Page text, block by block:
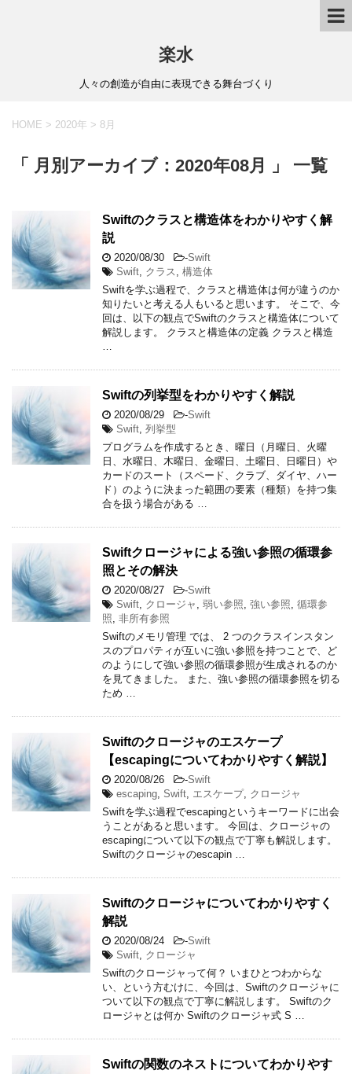
楽水
人々の創造が自由に表現できる舞台づくり
HOME > 2020年 > 8月
「 月別アーカイブ：2020年08月 」 一覧
Swiftのクラスと構造体をわかりやすく解
説
2020/08/30 -Swift
Swift クラス
構造体
Swiftを学ぶ過程で、クラスと構造体は何が違うのか
知りたいと考える人もいると思います。 そこで、今
回は、以下の観点でSwiftのクラスと構造体について
解説します。 クラスと構造体の定義 クラスと構造
Swiftの列挙型をわかりやすく解説
2020/08/29 -Swift
Swift 列挙型
プログラムを作成するとき、曜日（月曜日、火曜
日、水曜日、木曜日、金曜日、土曜日、日曜日）や
カードのスート（スペード、クラブ、ダイヤ、ハー
ド）のように決まった範囲の要素（種類）を持つ集
合を扱う場合がある …
Swiftクロージャによる強い参照の循環参
照とその解決
2020/08/27 -Swift
Swift クロージャ 弱い参照 強い参照 循環参
照 非所有参照
Swiftのメモリ管理 では、 2 つのクラスインスタン
スのプロパティが互いに強い参照を持つことで、ど
のようにして強い参照の循環参照が生成されるのか
を見てきました。 また、強い参照の循環参照を切る
ため …
Swiftのクロージャのエスケープ
【escapingについてわかりやすく解説】
2020/08/26 -Swift
escaping Swift エスケープ, クロージャ
Swiftを学ぶ過程でescapingというキーワードに出会
うことがあると思います。 今回は、クロージャの
escapingについて以下の観点で丁寧も解説します。
Swiftのクロージャのescapin …
Swiftのクロージャについてわかりやすく
解説
2020/08/24 -Swift
Swift クロージャ
Swiftのクロージャって何？ いまひとつわからな
い、という方むけに、今回は、Swiftのクロージャに
ついて以下の観点で丁寧に解説します。 Swiftのク
ロージャとは何か Swiftのクロージャ式 S …
Swiftの関数のネストについてわかりやす